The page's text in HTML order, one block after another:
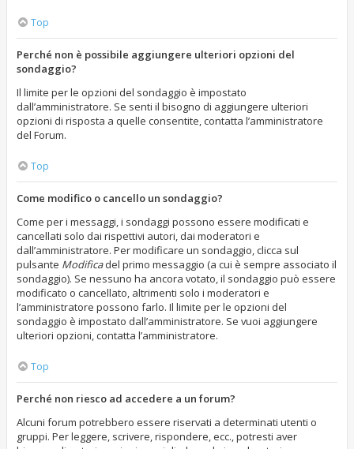
Top
Perché non è possibile aggiungere ulteriori opzioni del
sondaggio?
Il limite per le opzioni del sondaggio è impostato
dall’amministratore. Se senti il bisogno di aggiungere ulteriori
opzioni di risposta a quelle consentite, contatta l’amministratore
del Forum.
Top
Come modifico o cancello un sondaggio?
Come per i messaggi, i sondaggi possono essere modificati e
cancellati solo dai rispettivi autori, dai moderatori e
dall’amministratore. Per modificare un sondaggio, clicca sul
pulsante Modificadel primo messaggio (a cui è sempre associato il
sondaggio). Se nessuno ha ancora votato, il sondaggio può essere
modificato o cancellato, altrimenti solo i moderatori e
l’amministratore possono farlo. Il limite per le opzioni del
sondaggio è impostato dall’amministratore. Se vuoi aggiungere
ulteriori opzioni, contatta l’amministratore.
Top
Perché non riesco ad accedere a un forum?
Alcuni forum potrebbero essere riservati a determinati utenti o
gruppi. Per leggere, scrivere, rispondere, ecc., potresti aver